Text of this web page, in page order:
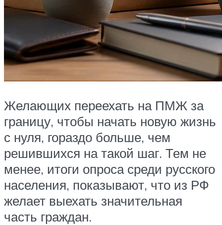
Желающих переехать на ПМЖ за
границу, чтобы начать новую жизнь
с нуля, гораздо больше, чем
решившихся на такой шаг. Тем не
менее, итоги опроса среди русского
населения, показывают, что из РФ
желает выехать значительная
часть граждан.